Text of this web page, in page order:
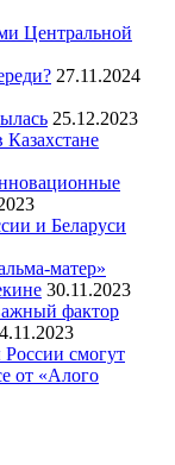
Центральной
27.11.2024
25.12.2023
и Беларуси
матер»
30.11.2023
фактор
смогут
от «Алого